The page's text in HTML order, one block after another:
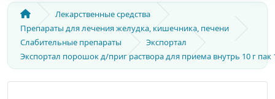
Лекарственные средства
Препараты для лечения желудка, кишечника, печени
Слабительные препараты
Экспортал
Экспортал порошок д/приг раствора для приема внутрь 10 г пак